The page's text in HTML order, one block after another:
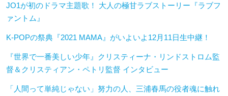
JO1が初のドラマ主題歌！ 大人の極甘ラブストーリー『ラブフ
ァントム』
K-POPの祭典『2021 MAMA』がいよいよ12月11日生中継！
『世界で一番美しい少年』クリスティーナ・リンドストロム監
督＆クリスティアン・ペトリ監督 インタビュー
「人間って単純じゃない」努力の人、三浦春馬の役者魂に触れ